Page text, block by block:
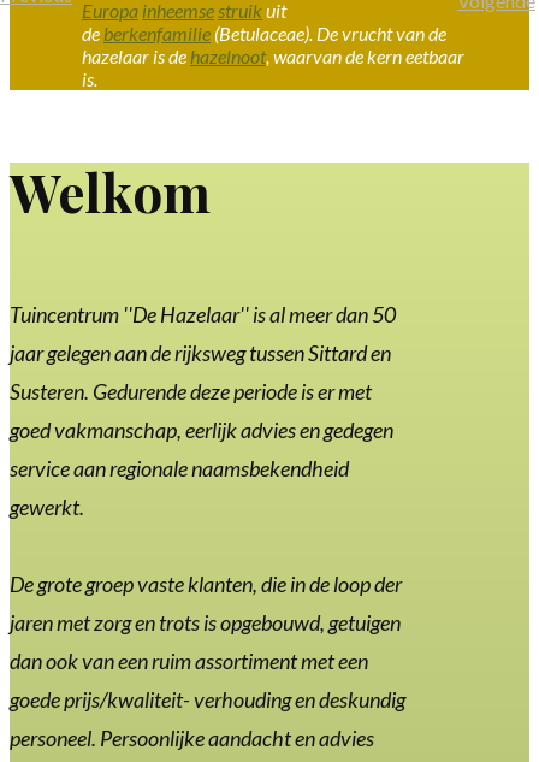
Europa inheemsestruikuit
de berkenfamilie (Betulaceae). De vrucht van de
hazelaar is de hazelnoot, waarvan de kern eetbaar
is.
Welkom
Tuincentrum ''De Hazelaar'' is al meer dan 50
jaar gelegen aan de rijksweg tussen Sittard en
Susteren. Gedurende deze periode is er met
goed vakmanschap, eerlijk advies en gedegen
service aan regionale naamsbekendheid
gewerkt.
De grote groep vaste klanten, die in de loop der
jaren met zorg en trots is opgebouwd, getuigen
dan ook van een ruim assortiment met een
goede prijs/kwaliteit- verhouding en deskundig
personeel. Persoonlijke aandacht en advies